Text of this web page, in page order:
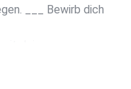
___ Bewirb dich